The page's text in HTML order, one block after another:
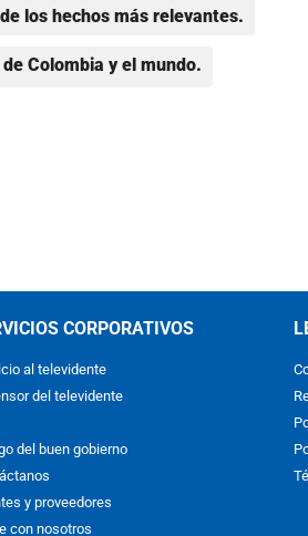
los hechos más relevantes.
Colombia y el mundo.
CORPORATIVOS
al televidente
del televidente
del buen gobierno
y proveedores
con nosotros